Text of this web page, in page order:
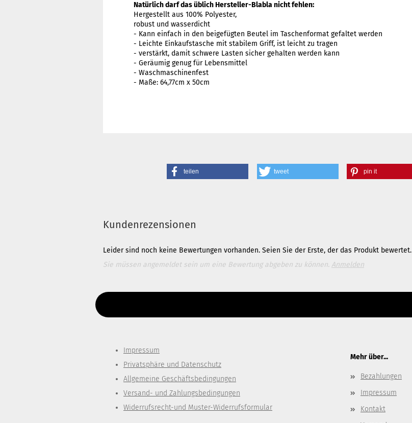
Natürlich darf das üblich Hersteller-Blabla nicht fehlen:
Hergestellt aus 100% Polyester,
robust und wasserdicht
- Kann einfach in den beigefügten Beutel im Taschenformat gefaltet werden
- Leichte Einkaufstasche mit stabilem Griff, ist leicht zu tragen
- verstärkt, damit schwere Lasten sicher gehalten werden kann
- Geräumig genug für Lebensmittel
- Waschmaschinenfest
- Maße: 64,77cm x 50cm
teilen tweet pin it
Kundenrezensionen
Leider sind noch keine Bewertungen vorhanden. Seien Sie der Erste, der das Produkt bewertet.
Sie müssen angemeldet sein um eine Bewertung abgeben zu können. Anmelden
Impressum
Privatsphäre und Datenschutz
Allgemeine Geschäftsbedingungen
Versand- und Zahlungsbedingungen
Widerrufsrecht-und Muster-Widerrufsformular
Mehr über...
Bezahlungen
Impressum
Kontakt